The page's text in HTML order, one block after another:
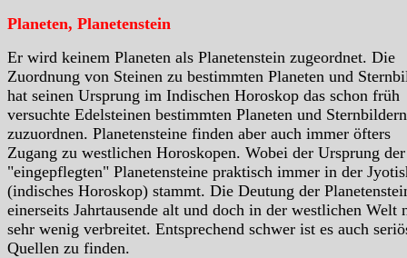
Planeten, Planetenstein
Er wird keinem Planeten als Planetenstein zugeordnet. Die
Zuordnung von Steinen zu bestimmten Planeten und
hat seinen Ursprung im Indischen Horoskop das schon früh
versuchte Edelsteinen bestimmten Planeten und Sternbildern
zuzuordnen. Planetensteine finden aber auch immer öfters
Zugang zu westlichen Horoskopen. Wobei der Ursprung der
"eingepflegten" Planetensteine praktisch immer in der
(indisches Horoskop) stammt. Die Deutung der
einerseits Jahrtausende alt und doch in der westlichen Welt
sehr wenig verbreitet. Entsprechend schwer ist es auch
Quellen zu finden.